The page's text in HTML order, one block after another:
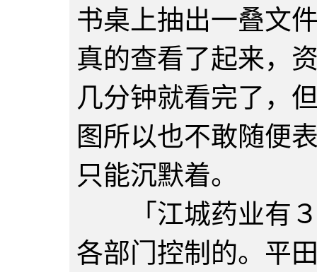
书桌上抽出一叠文
真的查看了起来，
几分钟就看完了，
图所以也不敢随便
只能沉默着。
「江城药业有３
各部门控制的。平